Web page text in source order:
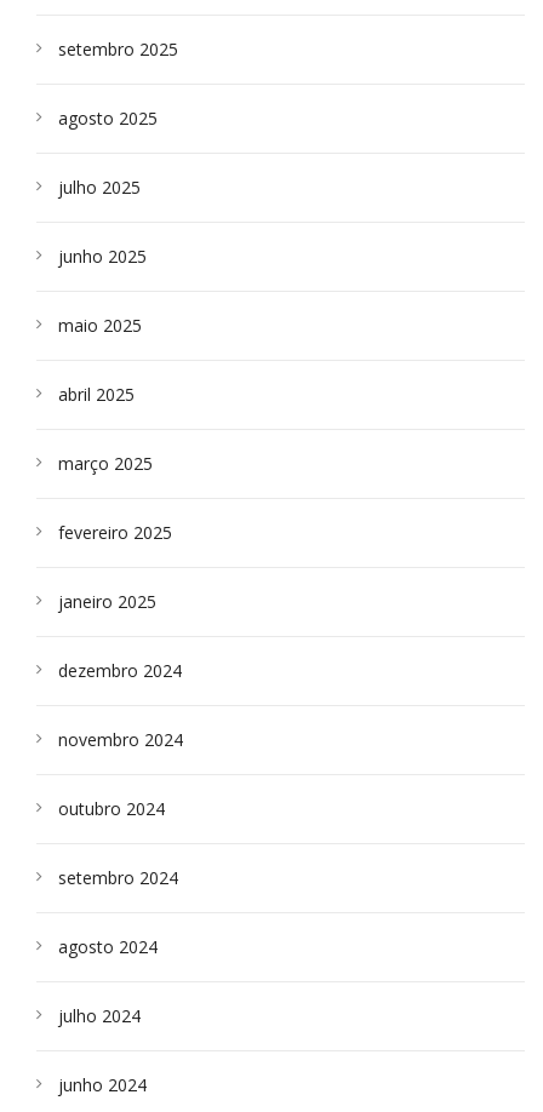
setembro 2025
agosto 2025
julho 2025
junho 2025
maio 2025
abril 2025
março 2025
fevereiro 2025
janeiro 2025
dezembro 2024
novembro 2024
outubro 2024
setembro 2024
agosto 2024
julho 2024
junho 2024